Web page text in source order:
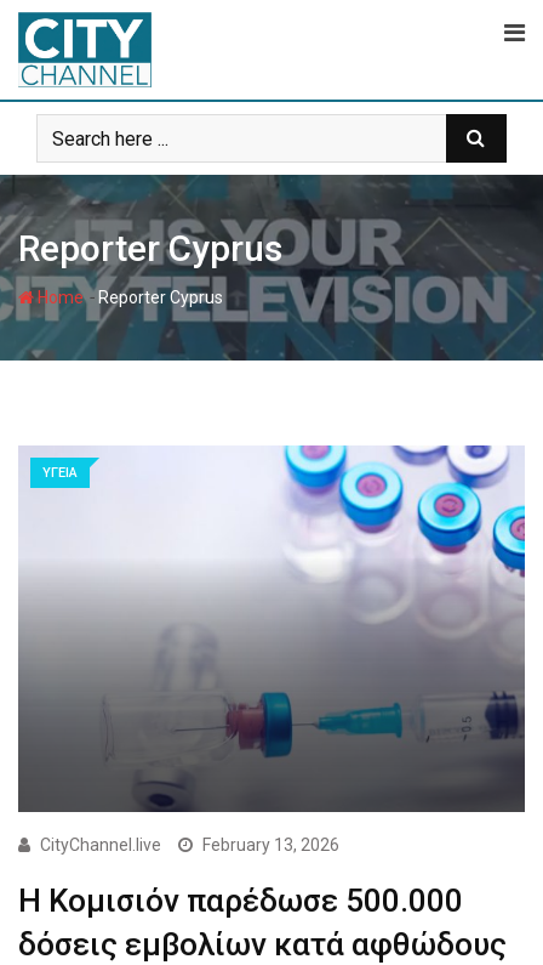
Skip
content
Reporter Cyprus
Home- Reporter Cyprus
ΥΓΕΙΑ
CityChannel.live February 13, 2026
Η Κομισιόν παρέδωσε 500.000
δόσεις εμβολίων κατά αφθώδους